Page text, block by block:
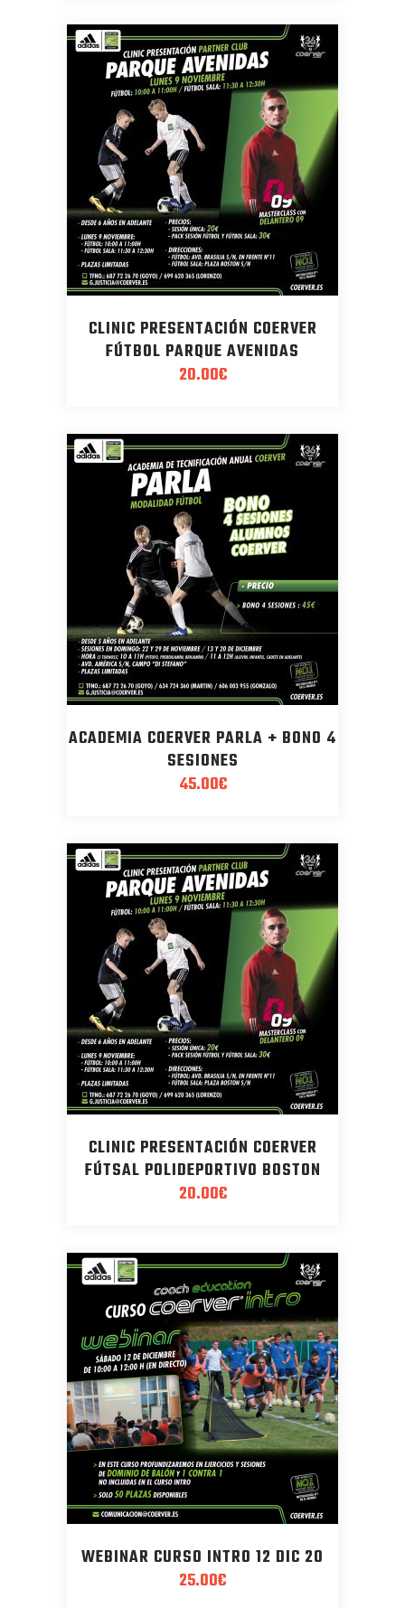
CLINIC PRESENTACIÓN COERVER
FÚTBOL PARQUE AVENIDAS
20.00€
ACADEMIA COERVER PARLA + BONO 4
SESIONES
45.00€
CLINIC PRESENTACIÓN COERVER
FÚTSAL POLIDEPORTIVO BOSTON
20.00€
WEBINAR CURSO INTRO 12 DIC 20
25.00€